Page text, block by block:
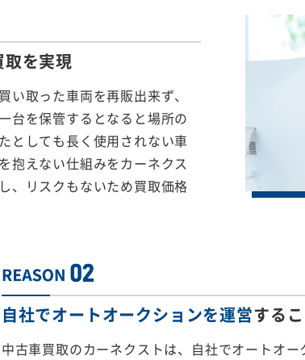
取を実現
取った車両を再販出来ず、
台を保管するとなると場所の
としても長く使用されない車
抱えない仕組みをカーネクス
、リスクもないため買取価格
自社でオートオークションを運営する
中古車買取のカーネクストは、自社でオートオー